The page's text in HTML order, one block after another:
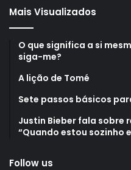
Mais Visualizados
O que significa a si
siga-me?
A lição de Tomé
Sete passos básicos
Justin Bieber fala sobre
“Quando estou sozinho
Follow us